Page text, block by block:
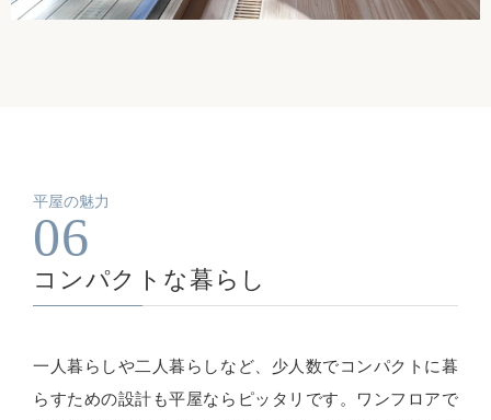
平屋の魅力
06
コンパクトな暮らし
一人暮らしや二人暮らしなど、少人数でコンパクトに暮
らすための設計も平屋ならピッタリです。ワンフロアで